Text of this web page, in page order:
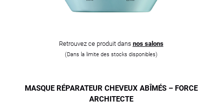
Retrouvez ce produit dans nos salons
(Dans la limite des stocks disponibles)
MASQUE RÉPARATEUR CHEVEUX ABÎMÉS – FORCE
ARCHITECTE